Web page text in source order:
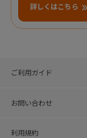
詳しくはこちら
ご利用ガイド
お問い合わせ
利用規約